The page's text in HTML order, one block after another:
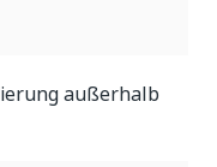
außerhalb